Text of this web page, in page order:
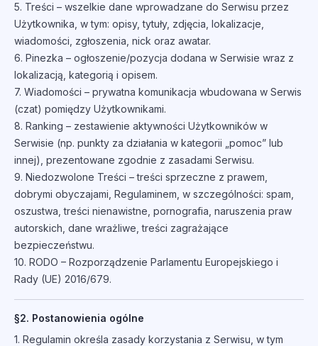
5. Treści – wszelkie dane wprowadzane do Serwisu przez
Użytkownika, w tym: opisy, tytuły, zdjęcia, lokalizacje,
wiadomości, zgłoszenia, nick oraz awatar.
6. Pinezka – ogłoszenie/pozycja dodana w Serwisie wraz z
lokalizacją, kategorią i opisem.
7. Wiadomości – prywatna komunikacja wbudowana w Serwis
(czat) pomiędzy Użytkownikami.
8. Ranking – zestawienie aktywności Użytkowników w
Serwisie (np. punkty za działania w kategorii „pomoc” lub
innej), prezentowane zgodnie z zasadami Serwisu.
9. Niedozwolone Treści – treści sprzeczne z prawem,
dobrymi obyczajami, Regulaminem, w szczególności: spam,
oszustwa, treści nienawistne, pornografia, naruszenia praw
autorskich, dane wrażliwe, treści zagrażające
bezpieczeństwu.
10. RODO – Rozporządzenie Parlamentu Europejskiego i
Rady (UE) 2016/679.
§2. Postanowienia ogólne
1. Regulamin określa zasady korzystania z Serwisu, w tym